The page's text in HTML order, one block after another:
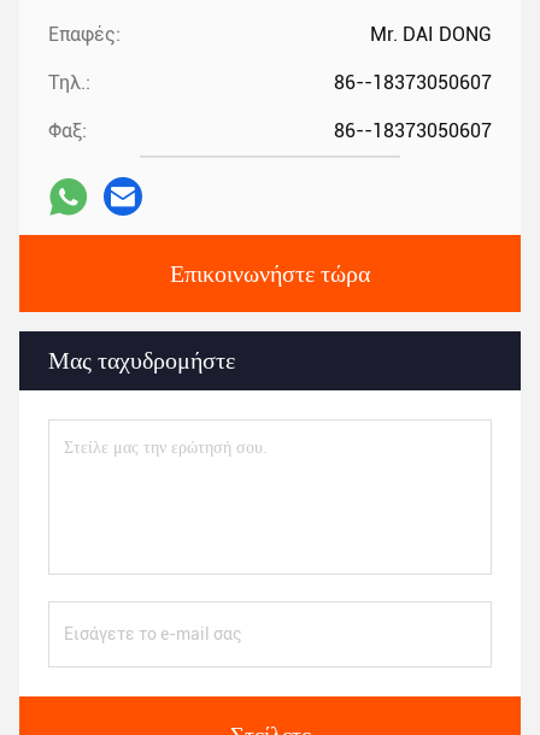
Επαφές: Mr. DAI DONG
Τηλ.: 86--18373050607
Φαξ: 86--18373050607
Επικοινωνήστε τώρα
Μας ταχυδρομήστε